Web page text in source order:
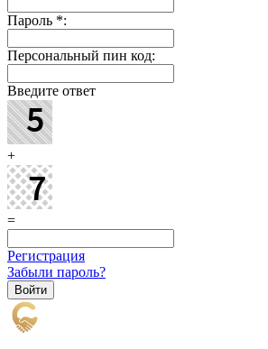
Пароль *:
Персональный пин код:
Введите ответ
+
=
Регистрация
Забыли пароль?